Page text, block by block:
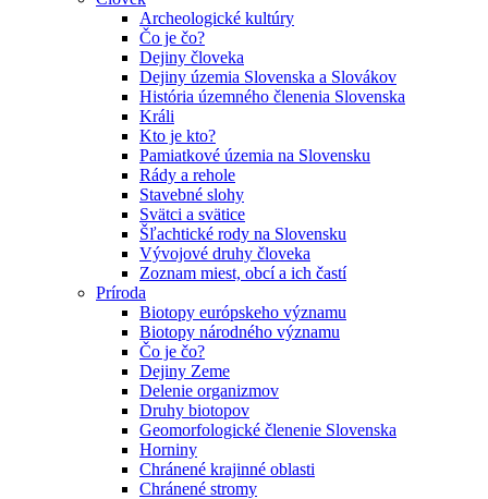
Archeologické kultúry
Čo je čo?
Dejiny človeka
Dejiny územia Slovenska a Slovákov
História územného členenia Slovenska
Králi
Kto je kto?
Pamiatkové územia na Slovensku
Rády a rehole
Stavebné slohy
Svätci a svätice
Šľachtické rody na Slovensku
Vývojové druhy človeka
Zoznam miest, obcí a ich častí
Príroda
Biotopy európskeho významu
Biotopy národného významu
Čo je čo?
Dejiny Zeme
Delenie organizmov
Druhy biotopov
Geomorfologické členenie Slovenska
Horniny
Chránené krajinné oblasti
Chránené stromy